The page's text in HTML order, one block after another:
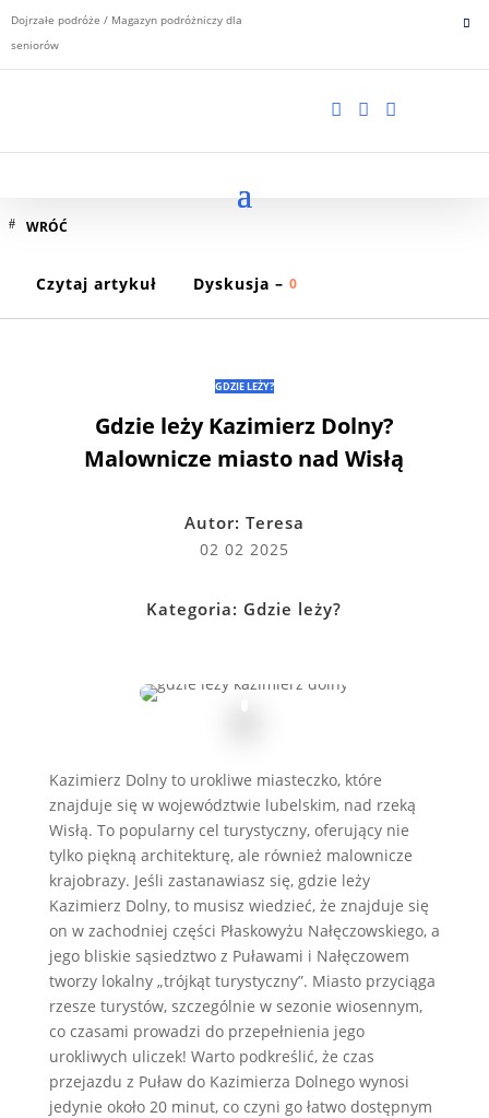
Dojrzałe podróże / Magazyn podróżniczy dla
seniorów
  
WRÓĆ
Czytaj artykuł Dyskusja – 0
GDZIE LEŻY?
Gdzie leży Kazimierz Dolny?
Malownicze miasto nad Wisłą
Autor: Teresa
02 02 2025
Kategoria: Gdzie leży?
Kazimierz Dolny to urokliwe miasteczko, które
znajduje się w województwie lubelskim, nad rzeką
Wisłą. To popularny cel turystyczny, oferujący nie
tylko piękną architekturę, ale również malownicze
krajobrazy. Jeśli zastanawiasz się, gdzie leży
Kazimierz Dolny, to musisz wiedzieć, że znajduje się
on w zachodniej części Płaskowyżu Nałęczowskiego, a
jego bliskie sąsiedztwo z Puławami i Nałęczowem
tworzy lokalny „trójkąt turystyczny”. Miasto przyciąga
rzesze turystów, szczególnie w sezonie wiosennym,
co czasami prowadzi do przepełnienia jego
urokliwych uliczek! Warto podkreślić, że czas
przejazdu z Puław do Kazimierza Dolnego wynosi
jedynie około 20 minut, co czyni go łatwo dostępnym